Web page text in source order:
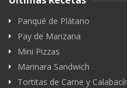
Panqué de Plátano
Pay de Manzana
Mini Pizzas
Marinara Sandwich
Tortitas de Carne y